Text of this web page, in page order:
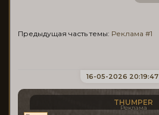
Предыдущая часть темы: Реклама #1
16-05-2026 20:19:47
THUMPER
Реклама